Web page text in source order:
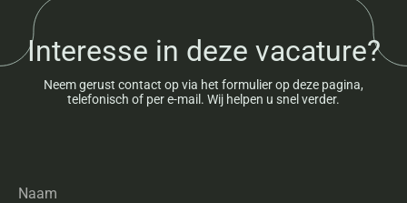
Interesse in deze vacature?
Neem gerust contact op via het formulier op deze pagina,
telefonisch of per e-mail. Wij helpen u snel verder.
Naam